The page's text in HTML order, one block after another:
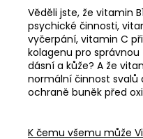
Věděli jste, že vitamin
psychické činnosti,
vyčerpání, vitamin C
kolagenu pro
dásní a kůže? A že
normální činnost svalů
ochraně buněk před
K čemu všemu může
LIPOZOMÁLNÍ
VITAMÍN
475
Kč
Původně:
495